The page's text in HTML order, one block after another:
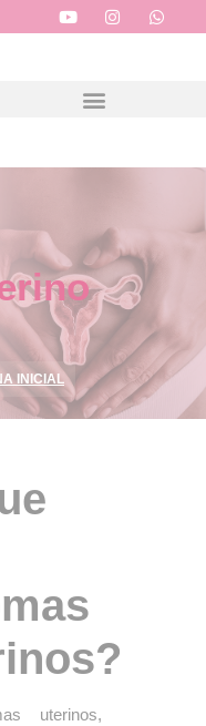
INICIAL
uterinos,